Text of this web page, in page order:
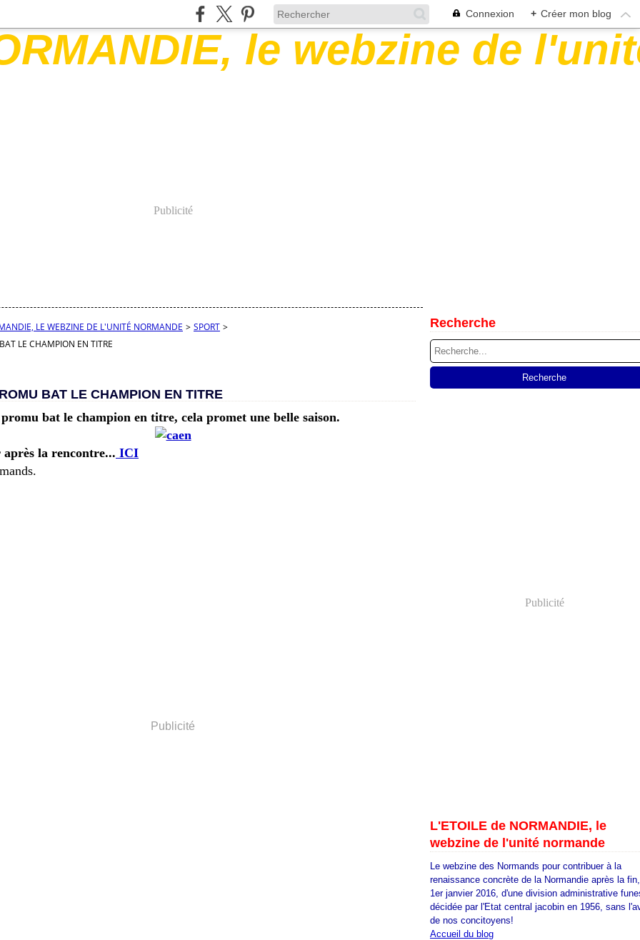
Connexion + Créer mon blog
Publicité
LE WEBZINE DE L'UNITÉ NORMANDE > SPORT >
LE CHAMPION EN TITRE
BAT LE CHAMPION EN TITRE
bat le champion en titre, cela promet une belle saison.
la rencontre... ICI
Publicité
Recherche
Publicité
L'ETOILE de NORMANDIE, le
webzine de l'unité normande
Le webzine des Normands pour contribuer à la
renaissance concrète de la Normandie après la
1er janvier 2016, d'une division administrative
décidée par l'Etat central jacobin en 1956, sans
de nos concitoyens!
Accueil du blog